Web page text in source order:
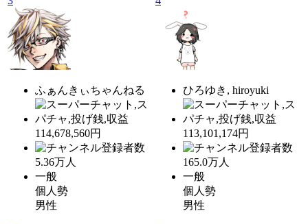
ふぁんきぃちゃんねる
114,678,560円
5.36万人
一般
個人勢
男性
ひろゆき, hiroyuki
113,101,174円
165.0万人
一般
個人勢
男性